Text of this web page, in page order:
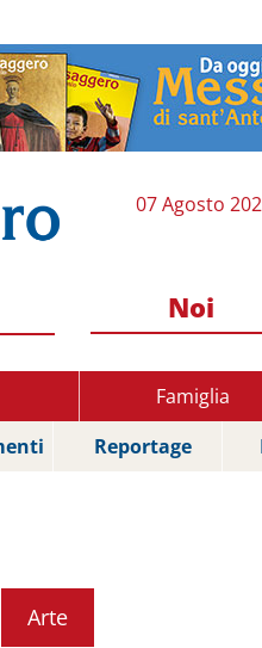
07 Agosto
Noi
Famiglia
Reportage
Arte